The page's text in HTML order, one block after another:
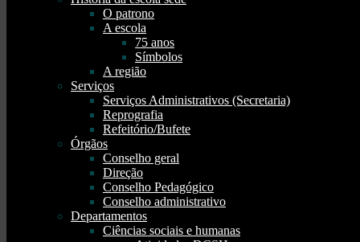
O patrono
A escola
75 anos
Símbolos
A região
Serviços
Serviços Administrativos (Secretaria)
Reprografia
Refeitório/Bufete
Órgãos
Conselho geral
Direção
Conselho Pedagógico
Conselho administrativo
Departamentos
Ciências sociais e humanas